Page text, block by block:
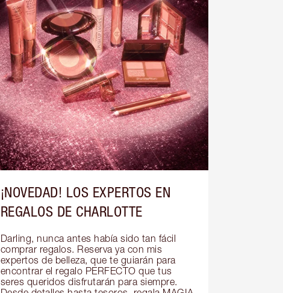
¡NOVEDAD! LOS EXPERTOS EN
REGALOS DE CHARLOTTE
Darling, nunca antes había sido tan fácil
comprar regalos. Reserva ya con mis
expertos de belleza, que te guiarán para
encontrar el regalo PERFECTO que tus
seres queridos disfrutarán para siempre.